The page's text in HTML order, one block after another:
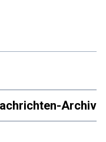
Archiv